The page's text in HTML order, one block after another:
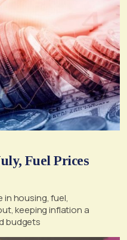
Fuel Prices
in housing, fuel,
keeping inflation a
budgets